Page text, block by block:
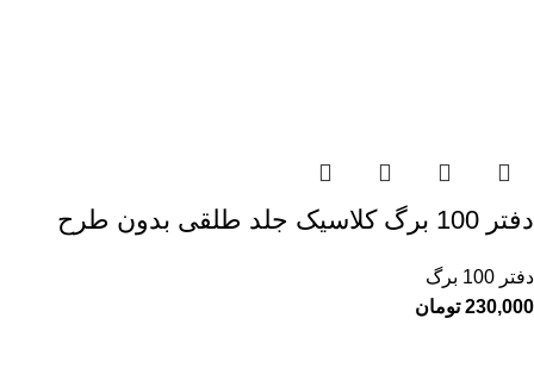
دفتر 100 برگ کلاسیک جلد طلقی بدون طرح
دفتر 100 برگ
230,000 تومان